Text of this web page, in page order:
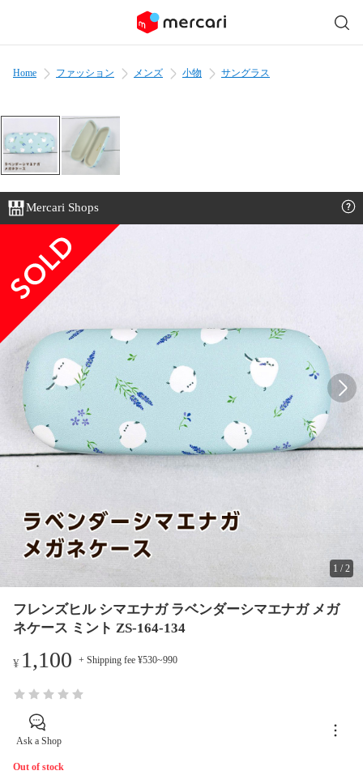
Home ファッション メンズ 小物 サングラス
Mercari Shops
1 /2
フレンズヒル シマエナガ ラベンダーシマエナガ メガ
ネケース ミント ZS-164-134
¥ 1,100 + Shipping fee ¥530~990
Ask a Shop
Out of stock